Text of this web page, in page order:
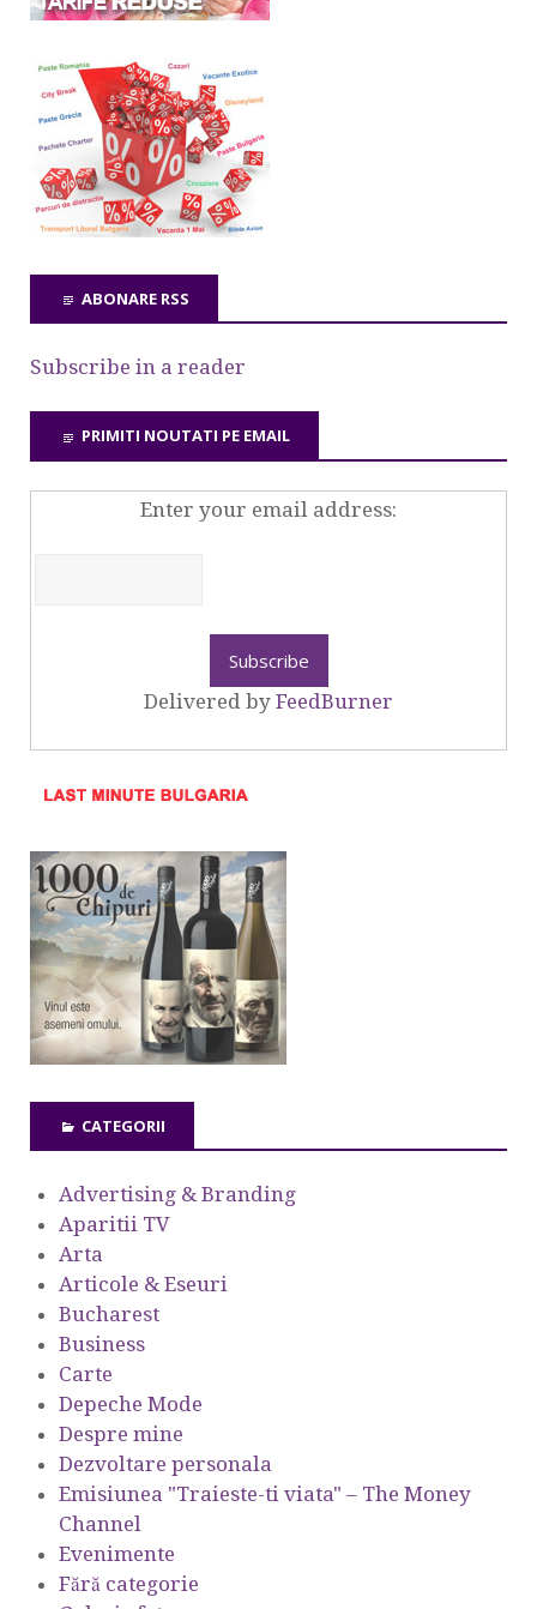
ABONARE RSS
Subscribe in a reader
PRIMITI NOUTATI PE EMAIL
Enter your email address:
Delivered by FeedBurner
CATEGORII
Advertising & Branding
Aparitii TV
Arta
Articole & Eseuri
Bucharest
Business
Carte
Depeche Mode
Despre mine
Dezvoltare personala
Emisiunea "Traieste-ti viata" – The Money
Channel
Evenimente
Fără categorie